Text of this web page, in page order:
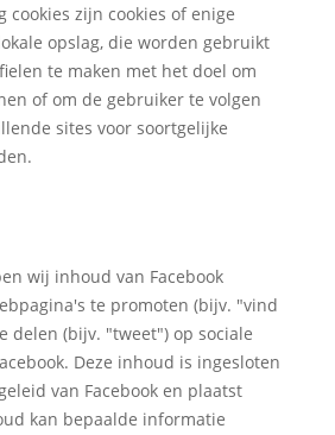
cookies zijn cookies of enige
opslag, die worden gebruikt
te maken met het doel om
of om de gebruiker te volgen
sites voor soortgelijke
wij inhoud van Facebook
te promoten (bijv. "vind
delen (bijv. "tweet") op sociale
Deze inhoud is ingesloten
van Facebook en plaatst
kan bepaalde informatie